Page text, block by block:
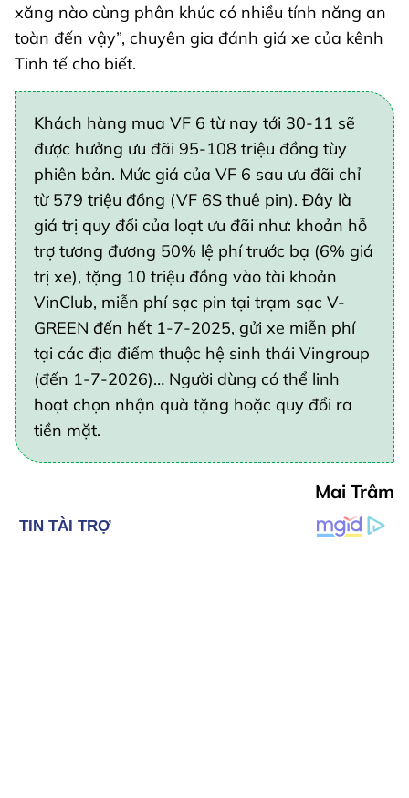
xăng nào cùng phân khúc có nhiều tính năng an
toàn đến vậy”, chuyên gia đánh giá xe của kênh
Tinh tế cho biết.
Khách hàng mua VF 6 từ nay tới 30-11 sẽ
được hưởng ưu đãi 95-108 triệu đồng tùy
phiên bản. Mức giá của VF 6 sau ưu đãi chỉ
từ 579 triệu đồng (VF 6S thuê pin). Đây là
giá trị quy đổi của loạt ưu đãi như: khoản hỗ
trợ tương đương 50% lệ phí trước bạ (6% giá
trị xe), tặng 10 triệu đồng vào tài khoản
VinClub, miễn phí sạc pin tại trạm sạc V-
GREEN đến hết 1-7-2025, gửi xe miễn phí
tại các địa điểm thuộc hệ sinh thái Vingroup
(đến 1-7-2026)… Người dùng có thể linh
hoạt chọn nhận quà tặng hoặc quy đổi ra
tiền mặt.
Mai Trâm